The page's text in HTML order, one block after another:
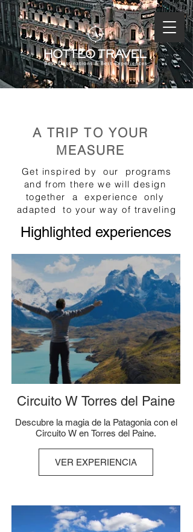
A TRIP TO YOUR
MEASURE
Get inspired by our
programs
and from there we will design
together
a experience
only
adapted
to your way of traveling
Highlighted experiences
Circuito W Torres del Paine
Descubre la magia de la Patagonia con el
Circuito W en Torres del Paine.
VER EXPERIENCIA